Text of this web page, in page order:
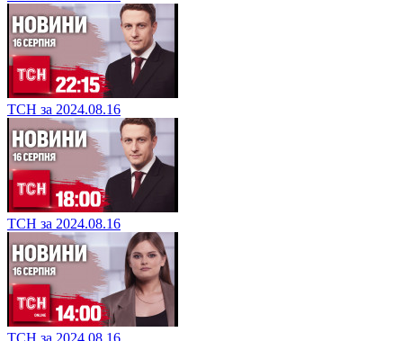
ТСН за 2024.08.16
ТСН за 2024.08.16
ТСН за 2024.08.16